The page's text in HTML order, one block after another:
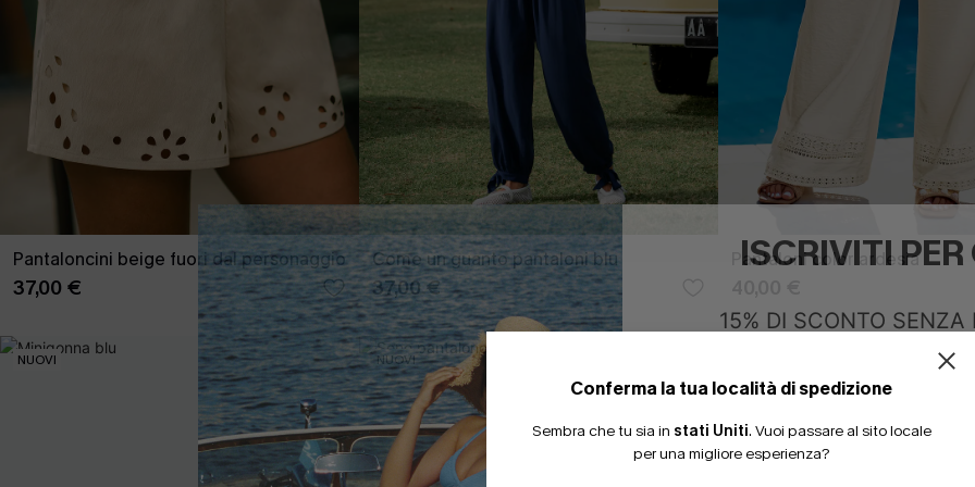
Pantaloncini beige fuori dal personaggio
37,00 €
Come un guanto pantaloni blu
37,00 €
Pantaloni color ardesia
NUOVI NUOVI
Conferma la tua località di spedizione
Sembra che tu sia in stati Uniti. Vuoi passare al sito locale
per una migliore esperienza?
ISCRIVITI PER
15% DI SCONTO SENZA
20% DI SCONTO SU